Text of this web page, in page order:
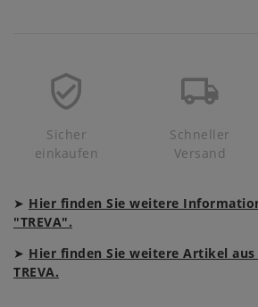
Sicher
einkaufen
Schneller
Versand
➤ Hier finden Sie weitere
"TREVA".
➤ Hier finden Sie weitere Artikel
TREVA.